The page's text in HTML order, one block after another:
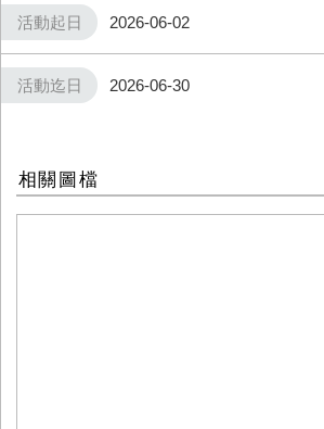
活動起日 2026-06-02
活動迄日 2026-06-30
相關圖檔